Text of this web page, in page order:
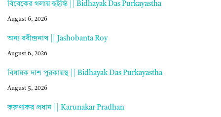
বিবেকের গলায় হুইস্কি || Bidhayak Das Purkayastha
August 6, 2026
অন্য রবীন্দ্রনাথ || Jashobanta Roy
August 6, 2026
বিধায়ক দাশ পুরকায়স্থ || Bidhayak Das Purkayastha
August 5, 2026
করুণাকর প্রধান || Karunakar Pradhan